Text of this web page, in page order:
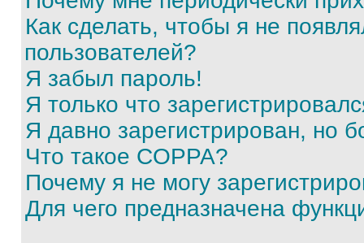
Как сделать, чтобы я не
пользователей?
Я забыл пароль!
Я только что
Я давно зарегистрирован, но
Что такое COPPA?
Почему я не могу
Для чего предназначена